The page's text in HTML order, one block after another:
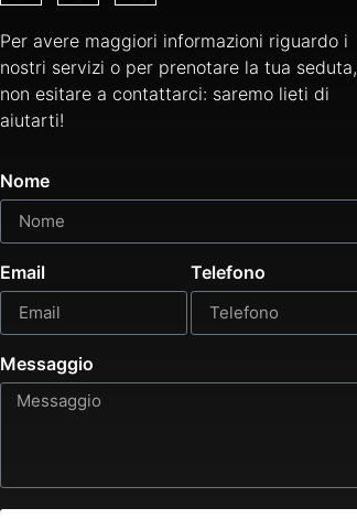
Per avere maggiori informazioni riguardo i
nostri servizi o per prenotare la tua seduta,
non esitare a contattarci: saremo lieti di
aiutarti!
Nome
Email Telefono
Messaggio